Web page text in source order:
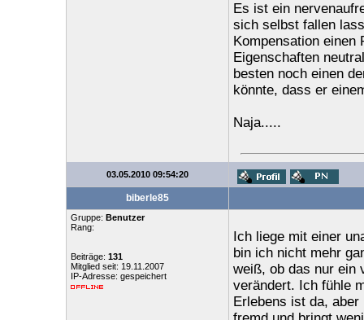
Es ist ein
sich selbst fallen
Kompensation einen
Eigenschaften
besten noch einen
könnte, dass er
Naja.....
03.05.2010 09:54:20
biberle85
Gruppe: Benutzer
Rang:
Beiträge: 131
Mitglied seit: 19.11.2007
IP-Adresse: gespeichert
Ich liege mit einer
bin ich nicht mehr
weiß, ob das nur ein
verändert. Ich fühle
Erlebens ist da,